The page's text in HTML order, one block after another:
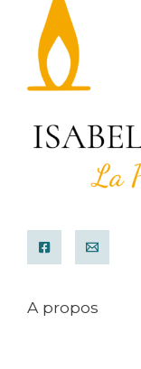
A propos